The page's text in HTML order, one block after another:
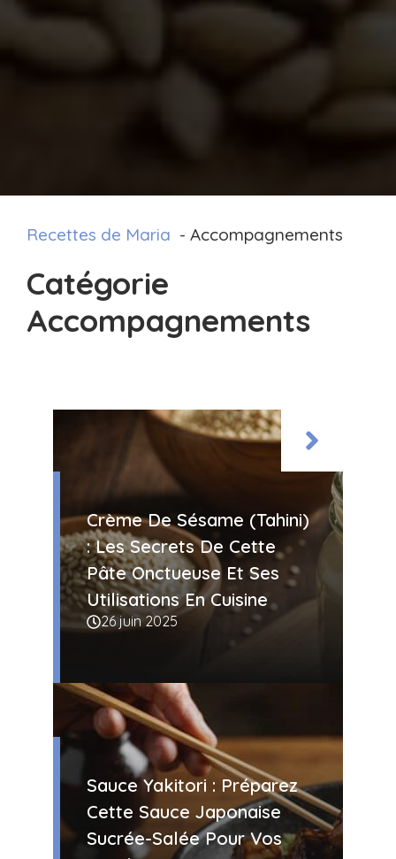
Recettes de Maria Accompagnements
Catégorie
Accompagnements
Crème De Sésame (Tahini)
: Les Secrets De Cette
Pâte Onctueuse Et Ses
Utilisations En Cuisine
26 juin 2025
Sauce Yakitori : Préparez
Cette Sauce Japonaise
Sucrée-Salée Pour Vos